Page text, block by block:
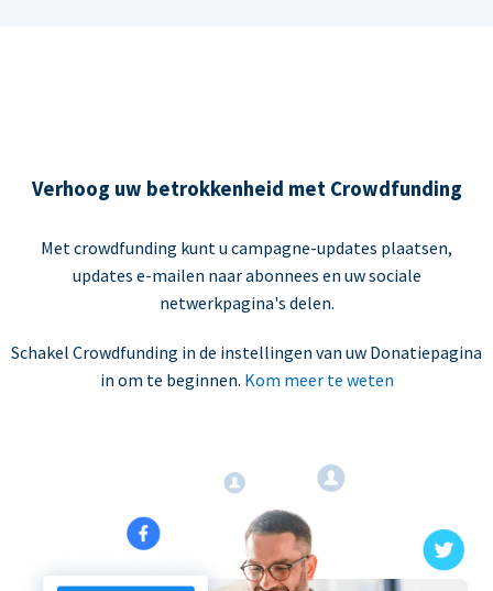
Verhoog uw betrokkenheid met Crowdfunding
Met crowdfunding kunt u campagne-updates plaatsen,
updates e-mailen naar abonnees en uw sociale
netwerkpagina's delen.
Schakel Crowdfunding in de instellingen van uw Donatiepagina
in om te beginnen. Kom meer te weten